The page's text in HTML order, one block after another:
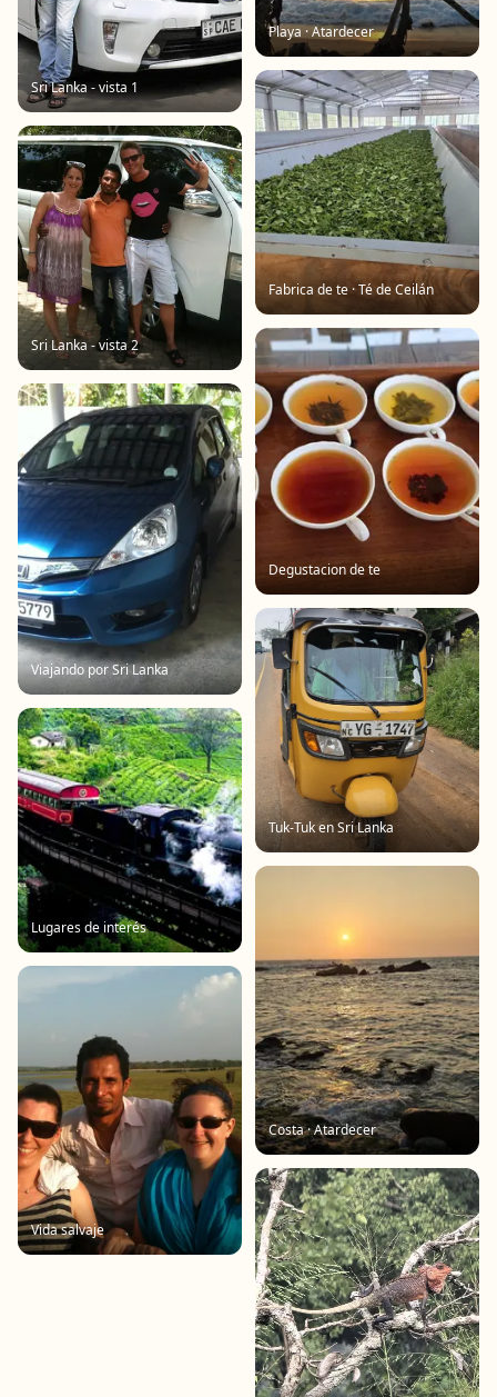
Sri Lanka - vista 1
Sri Lanka - vista 2
Viajando por Sri Lanka
Lugares de interés
Vida salvaje
Playa · Atardecer
Fabrica de te · Té de Ceilán
Degustacion de te
Tuk-Tuk en Sri Lanka
Costa · Atardecer